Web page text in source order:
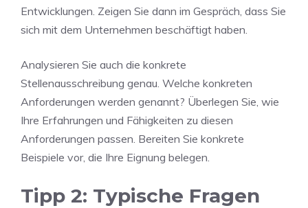
Entwicklungen. Zeigen Sie dann im Gespräch, dass Sie
sich mit dem Unternehmen beschäftigt haben.
Analysieren Sie auch die konkrete
Stellenausschreibung genau. Welche konkreten
Anforderungen werden genannt? Überlegen Sie, wie
Ihre Erfahrungen und Fähigkeiten zu diesen
Anforderungen passen. Bereiten Sie konkrete
Beispiele vor, die Ihre Eignung belegen.
Tipp 2: Typische Fragen